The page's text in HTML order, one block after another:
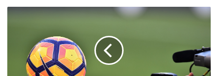
Diritti